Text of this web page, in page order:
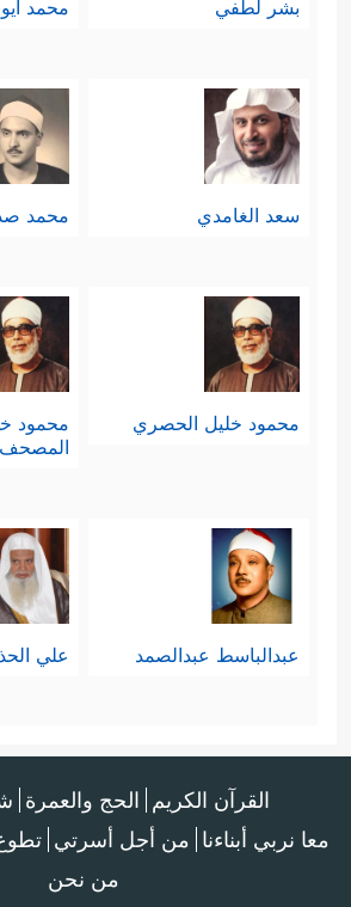
بشر لطفي محمد
سعد الغامدي محمد
محمود خليل الحصري
محمود
المصحف
عبدالباسط عبدالصمد علي
القرآن الكريم الحج والعمرة
معا نربي أبناءنا من أجل أسرتي
من نحن